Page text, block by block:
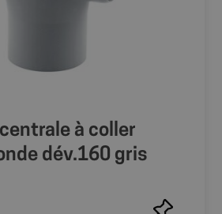
à coller
dév.160 gris